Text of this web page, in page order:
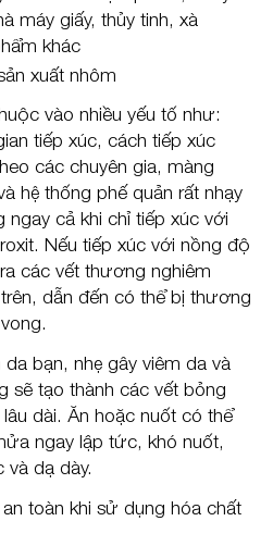
máy giấy, thủy tinh, xà
khác
xuất nhôm
vào nhiều yếu tố như:
tiếp xúc, cách tiếp xúc
các chuyên gia, màng
hệ thống phế quản rất nhạy
cả khi chỉ tiếp xúc với
Nếu tiếp xúc với nồng độ
các vết thương nghiêm
dẫn đến có thể bị thương
bạn, nhẹ gây viêm da và
sẽ tạo thành các vết bỏng
dài. Ăn hoặc nuốt có thể
ngay lập tức, khó nuốt,
và dạ dày.
toàn khi sử dụng hóa chất